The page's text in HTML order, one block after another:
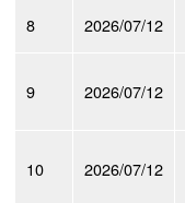
8 2026/07/12
9 2026/07/12
10 2026/07/12